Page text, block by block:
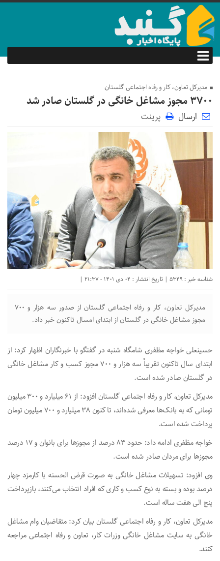
مدیرکل تعاون، کار و رفاه اجتماعی گلستان
۳۷۰۰ مجوز مشاغل خانگی در گلستان صادر شد
ارسال پرینت
شناسه خبر : 5349 | تاریخ انتشار : 04 دی 1401 - 21:37 |
مدیرکل تعاون، کار و رفاه اجتماعی گلستان از صدور سه هزار و ۷۰۰
مجوز مشاغل خانگی در گلستان از ابتدای امسال تاکنون خبر داد.
حسینعلی خواجه مظفری شامگاه شنبه در گفتگو با خبرنگاران اظهار کرد: از
ابتدای سال تاکنون تقریباً سه هزار و ۷۰۰ مجوز کسب و کار مشاغل خانگی
در گلستان صادر شده است.
مدیرکل تعاون، کار و رفاه اجتماعی گلستان افزود: از ۶۱ میلیارد و ۳۰۰ میلیون
تومانی که به بانک‌ها معرفی شده‌اند، تا کنون ۳۸ میلیارد و ۷۰۰ میلیون تومان
پرداخت شده است.
خواجه مظفری ادامه داد: حدود ۸۳ درصد از مجوزها برای بانوان و ۱۷ درصد
مجوزها برای مردان صادر شده است.
وی افزود: تسهیلات مشاغل خانگی به صورت قرض الحسنه با کارمزد چهار
درصد بوده و بسته به نوع کسب و کاری که افراد انتخاب می‌کنند، بازپرداخت
پنج الی هفت ساله است.
مدیرکل تعاون، کار و رفاه اجتماعی گلستان بیان کرد: متقاضیان وام مشاغل
خانگی به سایت مشاغل خانگی وزرات کار، تعاون و رفاه اجتماعی مراجعه
کنند.